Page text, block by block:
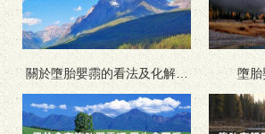
關於墮胎嬰霛的看法及化解方
法
墮胎